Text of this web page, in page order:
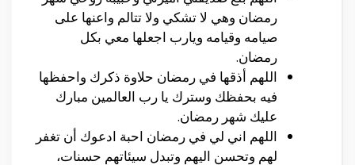
رمضان وهي لا تشكي ولا تتالم واعنها على
صيامه وقيامه ويارب اجعلها معي بكل
رمضان.
اللهم أذقها في رمضان حلاوة ذكرك واحفظها
فيه بحفظك وسترك يا رب العالمين مبارك
عليك شهر رمضان.
اللهم اني لي في رمضان احبة ادعوك أن تغفر
لهم وتحسن اليهم وتبدل سيئاتهم حسنات،